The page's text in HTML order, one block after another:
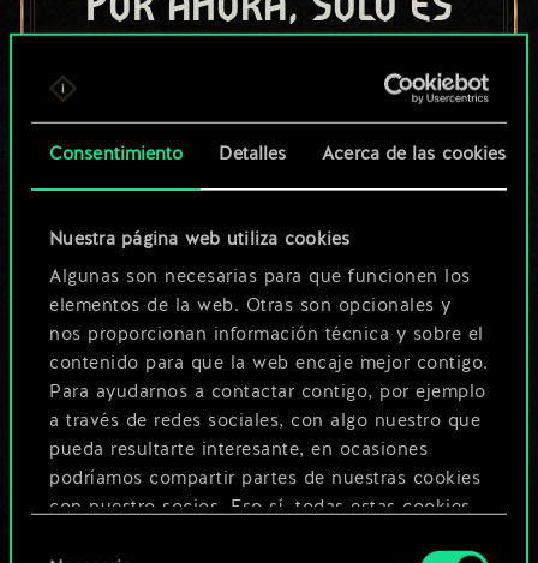
Consentimiento Detalles Acerca de las cookies
Nuestra página web utiliza cookies
Algunas son necesarias para que funcionen los
elementos de la web. Otras son opcionales y
nos proporcionan información técnica y sobre el
contenido para que la web encaje mejor contigo.
Para ayudarnos a contactar contigo, por ejemplo
a través de redes sociales, con algo nuestro que
pueda resultarte interesante, en ocasiones
podríamos compartir partes de nuestras cookies
con nuestro socios. Eso sí, todas estas cookies
cartas compartido.
¡Pero puede llegar a
Poner nombre a esta baraja y crear
una guía
Editar baraja
O
Explorar las barajas de la